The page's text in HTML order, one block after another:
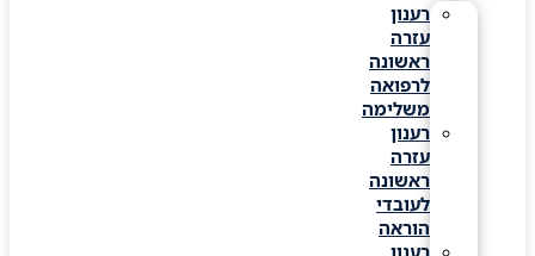
רענון
עזרה
ראשונה
לרפואה
משלימה
רענון
עזרה
ראשונה
לעובדי
הוראה
רענון